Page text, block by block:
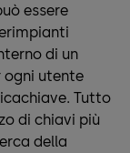
essere
di un
ogni utente
Tutto
di chiavi più
della